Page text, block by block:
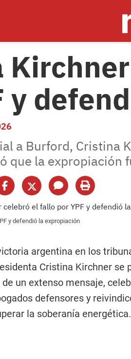
y
a Burford, Cristina
que la expropiación
y defendió la expropiación
argentina en los
Cristina Kirchner se
un extenso mensaje,
defensores y
la soberanía energética.